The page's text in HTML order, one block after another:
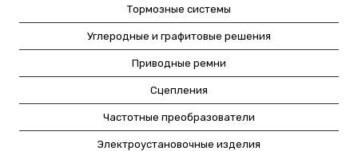
Тормозные системы
Углеродные и графитовые решения
Приводные ремни
Сцепления
Частотные преобразователи
Электроустановочные изделия